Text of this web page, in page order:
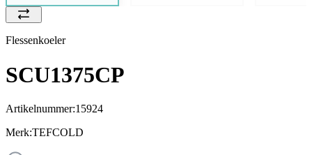
Flessenkoeler
SCU1375CP
Artikelnummer:15924
Merk:TEFCOLD